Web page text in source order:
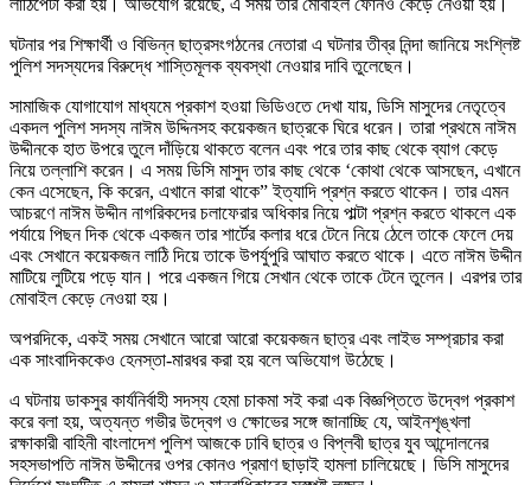
ঘটনার পর শিক্ষার্থী ও বিভিন্ন ছাত্রসংগঠনের নেতারা এ ঘটনার তীব্র নিন্দা জানিয়ে সংশ্লিষ্ট
পুলিশ সদস্যদের বিরুদ্ধে শাস্তিমূলক ব্যবস্থা নেওয়ার দাবি তুলেছেন।
সামাজিক যোগাযোগ মাধ্যমে প্রকাশ হওয়া ভিডিওতে দেখা যায়, ডিসি মাসুদের নেতৃত্বে
একদল পুলিশ সদস্য নাঈম উদ্দিনসহ কয়েকজন ছাত্রকে ঘিরে ধরেন। তারা প্রথমে নাঈম
উদ্দীনকে হাত উপরে তুলে দাঁড়িয়ে থাকতে বলেন এবং পরে তার কাছ থেকে ব্যাগ কেড়ে
নিয়ে তল্লাশি করেন। এ সময় ডিসি মাসুদ তার কাছ থেকে ‘কোথা থেকে আসছেন, এখানে
কেন এসেছেন, কি করেন, এখানে কারা থাকে” ইত্যাদি প্রশ্ন করতে থাকেন। তার এমন
আচরণে নাঈম উদ্দীন নাগরিকদের চলাফেরার অধিকার নিয়ে পাল্টা প্রশ্ন করতে থাকলে এক
পর্যায়ে পিছন দিক থেকে একজন তার শার্টের কলার ধরে টেনে নিয়ে ঠেলে তাকে ফেলে দেয়
এবং সেখানে কয়েকজন লাঠি দিয়ে তাকে উপর্যুপুরি আঘাত করতে থাকে। এতে নাঈম উদ্দীন
মাটিয়ে লুটিয়ে পড়ে যান। পরে একজন গিয়ে সেখান থেকে তাকে টেনে তুলেন। এরপর তার
মোবাইল কেড়ে নেওয়া হয়।
অপরদিকে, একই সময় সেখানে আরো আরো কয়েকজন ছাত্র এবং লাইভ সম্প্রচার করা
এক সাংবাদিককেও হেনস্তা-মারধর করা হয় বলে অভিযোগ উঠেছে।
এ ঘটনায় ডাকসুর কার্যনির্বাহী সদস্য হেমা চাকমা সই করা এক বিজ্ঞপ্তিতে উদ্বেগ প্রকাশ
করে বলা হয়, অত্যন্ত গভীর উদ্বেগ ও ক্ষোভের সঙ্গে জানাচ্ছি যে, আইনশৃঙ্খলা
রক্ষাকারী বাহিনী বাংলাদেশ পুলিশ আজকে ঢাবি ছাত্র ও বিপ্লবী ছাত্র যুব আন্দোলনের
সহসভাপতি নাঈম উদ্দীনের ওপর কোনও প্রমাণ ছাড়াই হামলা চালিয়েছে। ডিসি মাসুদের